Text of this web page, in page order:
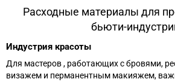
Расходные материалы для
бьюти-
Индустрия красоты
Для мастеров , работающих с бровями,
визажем и перманентным макияжем,